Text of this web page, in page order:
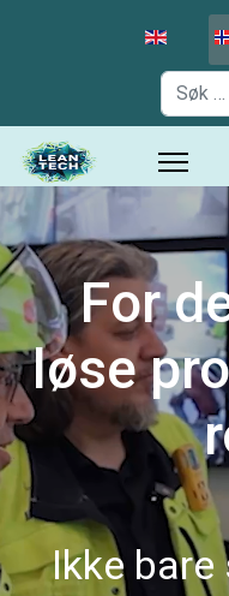
Søk
For
løse
Ikke bare